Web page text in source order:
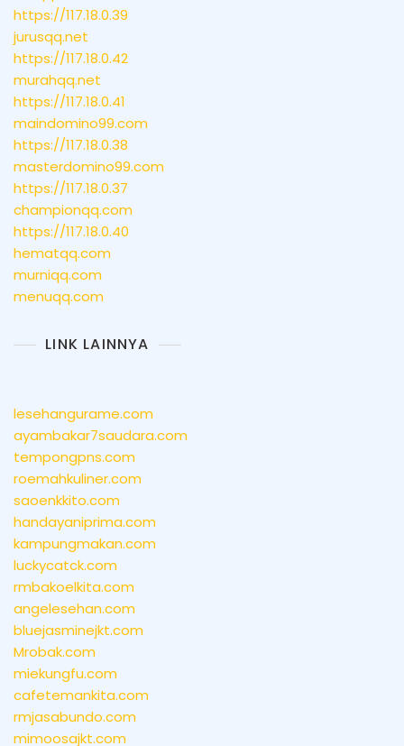
https://117.18.0.39
jurusqq.net
https://117.18.0.42
murahqq.net
https://117.18.0.41
maindomino99.com
https://117.18.0.38
masterdomino99.com
https://117.18.0.37
championqq.com
https://117.18.0.40
hematqq.com
murniqq.com
menuqq.com
LINK LAINNYA
lesehangurame.com
ayambakar7saudara.com
tempongpns.com
roemahkuliner.com
saoenkkito.com
handayaniprima.com
kampungmakan.com
luckycatck.com
rmbakoelkita.com
angelesehan.com
bluejasminejkt.com
Mrobak.com
miekungfu.com
cafetemankita.com
rmjasabundo.com
mimoosajkt.com